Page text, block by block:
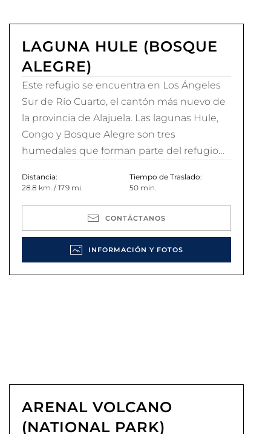
LAGUNA HULE (BOSQUE
ALEGRE)
Este refugio se encuentra en Los Ángeles
Sur de Río Cuarto, el cantón más nuevo de
la provincia de Alajuela. Las lagunas Hule,
Congo y Bosque Alegre son tres
humedales que forman parte del refugio…
Distancia:
28.8 km. / 17.9 mi.
Tiempo de Traslado:
50 min.
CONTÁCTANOS
INFORMACIÓN Y FOTOS
ARENAL VOLCANO
(NATIONAL PARK)